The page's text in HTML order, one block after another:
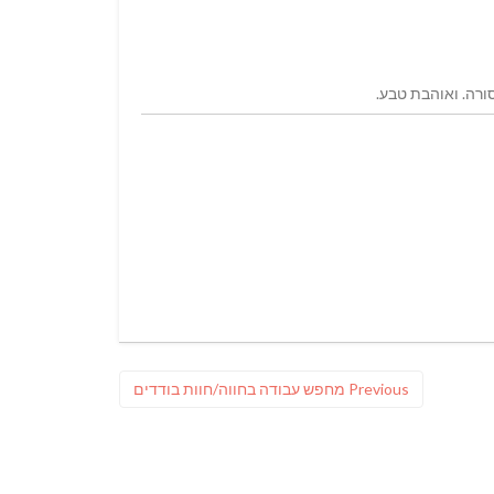
ואוהבת טבע.
Previous
Previous
מחפש עבודה בחווה/חוות בודדים